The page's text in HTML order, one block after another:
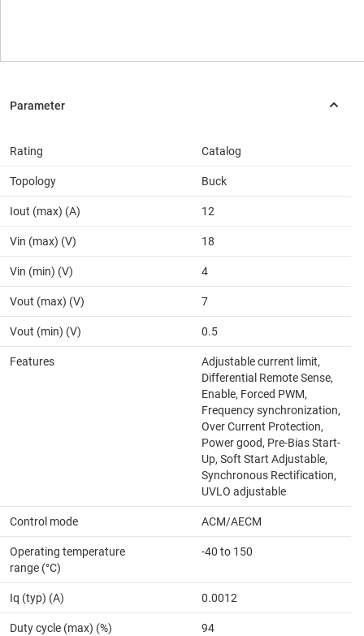
Rating Catalog
Topology Buck
Iout (max) (A) 12
Vin (max) (V) 18
Vin (min) (V) 4
Vout (max) (V) 7
Vout (min) (V) 0.5
Features
Adjustable current limit,
Differential Remote Sense,
Enable, Forced PWM,
Frequency synchronization,
Over Current Protection,
Power good, Pre-Bias Start-
Up, Soft Start Adjustable,
Synchronous Rectification,
UVLO adjustable
Control mode ACM/AECM
Operating temperature
range (°C)
-40 to 150
Iq (typ) (A) 0.0012
Duty cycle (max) (%) 94